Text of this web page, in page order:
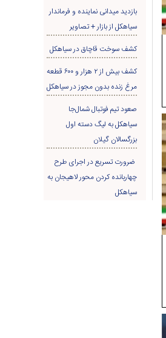
بازدید میدانی نماینده و فرماندار
سیاهکل از بازار + تصاویر
کشف سوخت قاچاق در سياهکل
کشف بیش از ۲ هزار و ۶۰۰ قطعه
مرغ زنده بدون مجوز در سیاهکل
صعود تیم فوتبال شمال‌جا‌
سیاهکل به لیگ دسته اول
بزرگسالان گیلان
ضرورت تسریع در اجرای طرح
چهاربانده کردن محور لاهیجان به
سیاهکل